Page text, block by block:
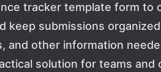
tracker template form to
keep submissions
and other information
solution for teams and